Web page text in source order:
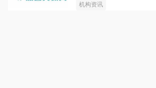
机构资讯